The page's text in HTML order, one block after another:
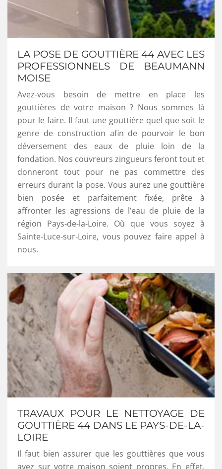
LA POSE DE GOUTTIÈRE 44 AVEC LES
PROFESSIONNELS DE BEAUMANN
MOISE
Avez-vous besoin de mettre en place les
gouttières de votre maison ? Nous sommes là
pour le faire. Il faut une gouttière quel que soit le
genre de construction afin de pourvoir le bon
déversement des eaux de pluie loin de la
fondation. Nos couvreurs zingueurs feront tout et
donneront tout pour ne pas commettre des
erreurs durant la pose. Vous aurez une gouttière
bien posée et parfaitement fixée, prête à
affronter les agressions de l’eau de pluie de la
région Pays-de-la-Loire. Où que vous soyez à
Sainte-Luce-sur-Loire, vous pouvez faire appel à
nous.
TRAVAUX POUR LE NETTOYAGE DE
GOUTTIÈRE 44 DANS LE PAYS-DE-LA-
LOIRE
Il faut bien assurer que les gouttières que vous
avez sur votre maison soient propres. En effet,